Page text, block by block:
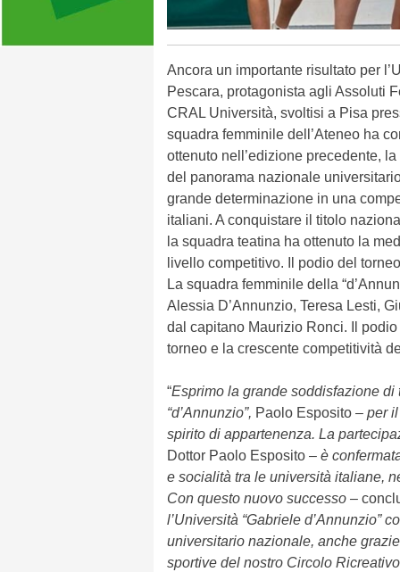
Ancora un importante risultato per
Pescara, protagonista agli Assoluti
CRAL Università, svoltisi a Pisa
squadra femminile dell’Ateneo ha
ottenuto nell’edizione precedente,
del panorama nazionale
grande determinazione in una
italiani. A conquistare il titolo
la squadra teatina ha ottenuto la
livello competitivo. Il podio del
La squadra femminile della
Alessia D’Annunzio, Teresa Lesti,
dal capitano Maurizio Ronci. Il
torneo e la crescente competitività
“Esprimo la grande soddisfazione di
“d’Annunzio”, Paolo Esposito – per
spirito di appartenenza. La
Dottor Paolo Esposito – è
e socialità tra le università italiane,
Con questo nuovo successo –
l’Università “Gabriele d’Annunzio”
universitario nazionale, anche
sportive del nostro Circolo